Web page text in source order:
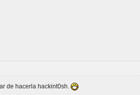
de hacerla hackint0sh.